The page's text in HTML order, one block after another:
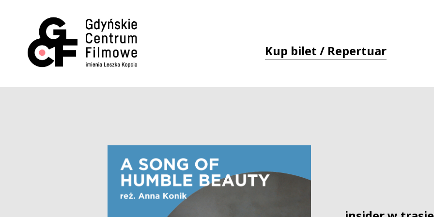
Kup bilet / Repertuar